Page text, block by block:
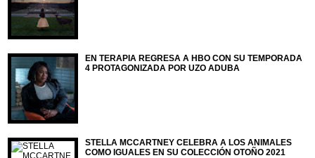
EN TERAPIA REGRESA A HBO CON SU TEMPORADA
4 PROTAGONIZADA POR UZO ADUBA
STELLA MCCARTNEY CELEBRA A LOS ANIMALES
COMO IGUALES EN SU COLECCIÓN OTOÑO 2021